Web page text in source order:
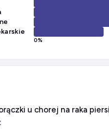
0%
u chorej na raka